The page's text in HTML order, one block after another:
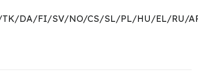
DA/FI/SV/NO/CS/SL/PL/HU/EL/RU/